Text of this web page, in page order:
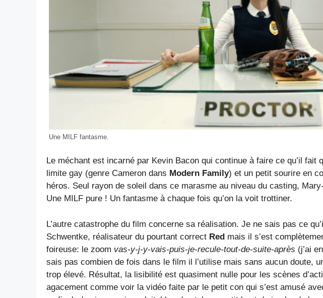
Une MILF fantasme.
Le méchant est incarné par Kevin Bacon qui continue à faire ce qu’il fait
limite gay (genre Cameron dans Modern Family) et un petit sourire en
héros. Seul rayon de soleil dans ce marasme au niveau du casting,
Une MILF pure ! Un fantasme à chaque fois qu’on la voit trottiner.
L’autre catastrophe du film concerne sa réalisation. Je ne sais pas ce
Schwentke, réalisateur du pourtant correct Red mais il s’est
foireuse: le zoom vas-y-j-y-vais-puis-je-recule-tout-de-suite-après (j’ai
sais pas combien de fois dans le film il l’utilise mais sans aucun doute,
trop élevé. Résultat, la lisibilité est quasiment nulle pour les scènes
agacement comme voir la vidéo faite par le petit con qui s’est amusé